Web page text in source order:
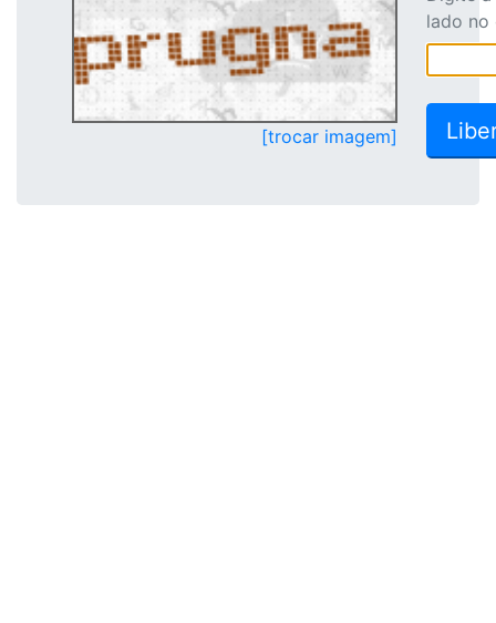
[trocar imagem]
lado no